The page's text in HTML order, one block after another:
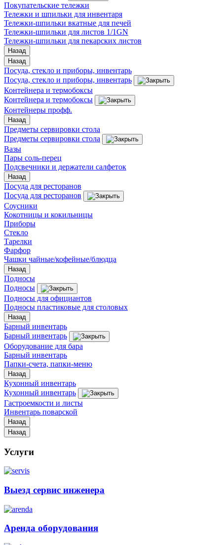
Покупательские тележки
Тележки и шпильки для инвентаря
Тележки-шпильки вкатные для печей
Тележки-шпильки для листов 1/1GN
Тележки-шпильки для пекарских листов
Назад
Назад
Посуда, стекло и приборы, инвентарь
Посуда, стекло и приборы, инвентарь
Контейнера и термобоксы
Контейнера и термобоксы
Контейнеры профф.
Назад
Предметы сервировки стола
Предметы сервировки стола
Вазы
Пары соль-перец
Подсвечники и держатели салфеток
Назад
Посуда для ресторанов
Посуда для ресторанов
Соусники
Кокотницы и кокильницы
Приборы
Стекло
Тарелки
Фарфор
Чашки чайные/кофейные/блюдца
Назад
Подносы
Подносы
Подносы для официантов
Подносы пластиковые для столовых
Назад
Барный инвентарь
Барный инвентарь
Оборудование для бара
Барный инвентарь
Папки-счета, папки-меню
Назад
Кухонный инвентарь
Кухонный инвентарь
Гастроемкости и листы
Инвентарь поварской
Назад
Назад
Услуги
Выезд сервис инженера
Аренда оборудования